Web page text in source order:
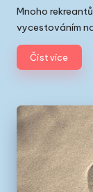
by
Mnoho
vycestováním
Číst více